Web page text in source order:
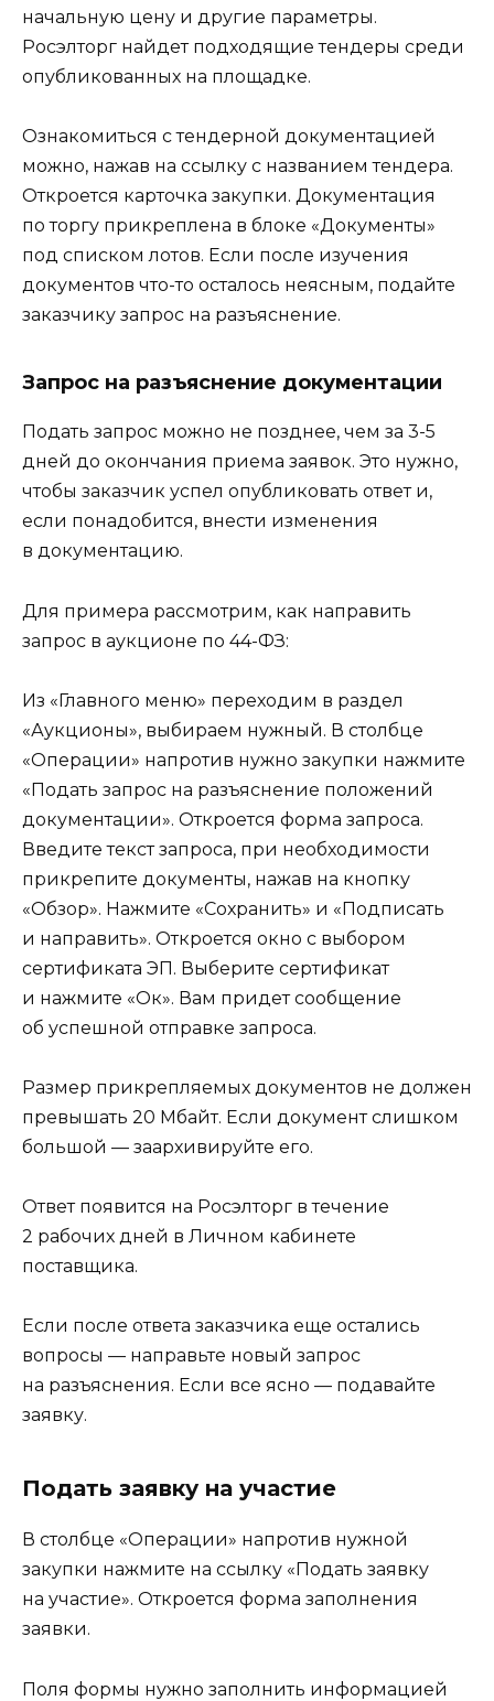
начальную цену и другие параметры.
Росэлторг найдет подходящие тендеры среди
опубликованных на площадке.
Ознакомиться с тендерной документацией
можно, нажав на ссылку с названием тендера.
Откроется карточка закупки. Документация
по торгу прикреплена в блоке «Документы»
под списком лотов. Если после изучения
документов что-то осталось неясным, подайте
заказчику запрос на разъяснение.
Запрос на разъяснение документации
Подать запрос можно не позднее, чем за 3-5
дней до окончания приема заявок. Это нужно,
чтобы заказчик успел опубликовать ответ и,
если понадобится, внести изменения
в документацию.
Для примера рассмотрим, как направить
запрос в аукционе по 44-ФЗ:
Из «Главного меню» переходим в раздел
«Аукционы», выбираем нужный. В столбце
«Операции» напротив нужно закупки нажмите
«Подать запрос на разъяснение положений
документации». Откроется форма запроса.
Введите текст запроса, при необходимости
прикрепите документы, нажав на кнопку
«Обзор». Нажмите «Сохранить» и «Подписать
и направить». Откроется окно с выбором
сертификата ЭП. Выберите сертификат
и нажмите «Ок». Вам придет сообщение
об успешной отправке запроса.
Размер прикрепляемых документов не должен
превышать 20 Мбайт. Если документ слишком
большой — заархивируйте его.
Ответ появится на Росэлторг в течение
2 рабочих дней в Личном кабинете
поставщика.
Если после ответа заказчика еще остались
вопросы — направьте новый запрос
на разъяснения. Если все ясно — подавайте
заявку.
Подать заявку на участие
В столбце «Операции» напротив нужной
закупки нажмите на ссылку «Подать заявку
на участие». Откроется форма заполнения
заявки.
Поля формы нужно заполнить информацией